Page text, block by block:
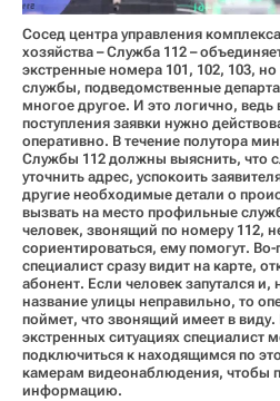
Сосед центра управления
хозяйства – Служба 112 –
экстренные номера 101, 102, 103,
службы, подведомственные
многое другое. И это логично, ведь
поступления заявки нужно
оперативно. В течение полутора
Службы 112 должны выяснить, что
уточнить адрес, успокоить
другие необходимые детали о
вызвать на место профильные
человек, звонящий по номеру 112,
сориентироваться, ему помогут.
специалист сразу видит на карте,
абонент. Если человек запутался и,
название улицы неправильно, то
поймет, что звонящий имеет в
экстренных ситуациях специалист
подключиться к находящимся по
камерам видеонаблюдения, чтобы
информацию.